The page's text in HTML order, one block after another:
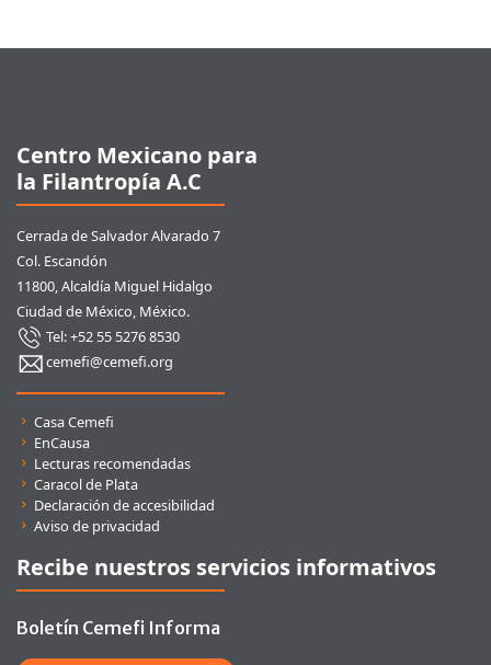
Centro Mexicano para
la Filantropía A.C
Cerrada de Salvador Alvarado 7
Col. Escandón
11800, Alcaldía Miguel Hidalgo
Ciudad de México, México.
Tel: +52 55 5276 8530
cemefi@cemefi.org
Enlaces rápidos
Casa Cemefi
EnCausa
Lecturas recomendadas
Caracol de Plata
Declaración de accesibilidad
Aviso de privacidad
Recibe nuestros servicios informativos
Boletín Cemefi Informa